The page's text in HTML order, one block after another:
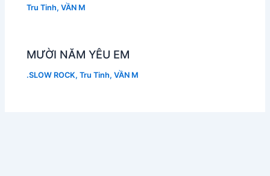
Tru Tinh,VẦN M
MƯỜI NĂM YÊU EM
.SLOW ROCK,Tru Tinh,VẦN M